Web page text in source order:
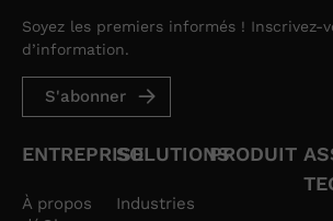
Soyez les premiers informés ! Inscrivez-
d’information.
S'abonner
ENTREPRISE
À propos
SOLUTIONS
Industries
PRODUIT